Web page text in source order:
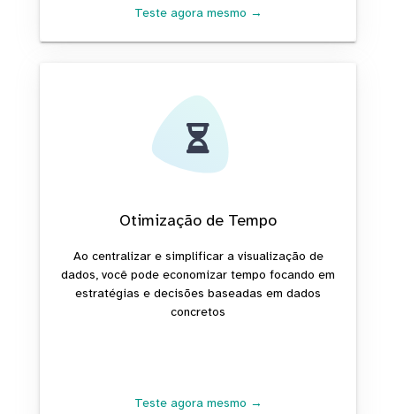
Teste agora mesmo →
Otimização de Tempo
Ao centralizar e simplificar a visualização de
dados, você pode economizar tempo focando em
estratégias e decisões baseadas em dados
concretos
Teste agora mesmo →